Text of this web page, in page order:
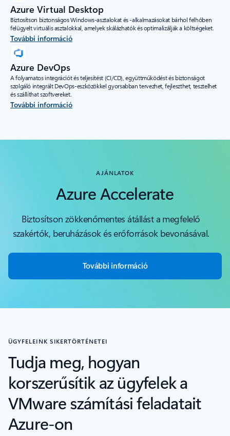
Azure Virtual Desktop
Biztosítson biztonságos Windows-asztalokat és -alkalmazásokat bárhol felhőben
felügyelt virtuális asztalokkal, amelyek skálázhatók és optimalizálják a költségeket.
További információ
Azure DevOps
A folyamatos integrációt és teljesítést (CI/CD), együttműködést és biztonságot
szolgáló integrált DevOps-eszközökkel gyorsabban tervezhet, fejleszthet, tesztelhet
és szállíthat szoftvereket.
További információ
AJÁNLATOK
Azure Accelerate
Biztosítson zökkenőmentes átállást a megfelelő
szakértők, beruházások és erőforrások bevonásával.
További információ
ÜGYFELEINK SIKERTÖRTÉNETEI
Tudja meg, hogyan
korszerűsítik az ügyfelek a
VMware számítási feladatait
Azure-on